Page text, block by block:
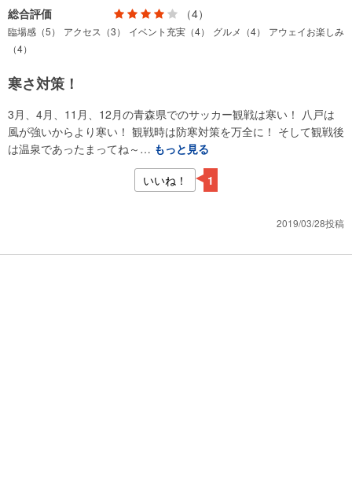
総合評価
（4）
臨場感（5） アクセス（3） イベント充実（4） グルメ（4）
アウェイお楽しみ
（4）
寒さ対策！
3月、4月、11月、12月の青森県でのサッカー観戦は寒い！ 八戸は
風が強いからより寒い！ 観戦時は防寒対策を万全に！ そして観戦後
は温泉であったまってね～… もっと見る
いいね！
1
2019/03/28投稿